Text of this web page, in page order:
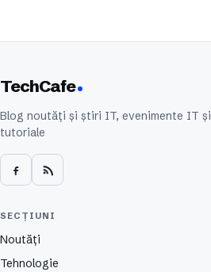
TechCafe
Blog noutăți și știri IT, evenimente IT și
tutoriale
SECȚIUNI
Noutăți
Tehnologie